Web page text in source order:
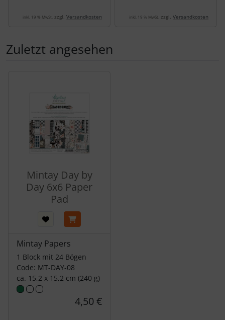
inkl. 19 % MwSt. zzgl. Versandkosten inkl. 19 % MwSt. zzgl. Versandkosten
Zuletzt angesehen
Mintay Day by
Day 6x6 Paper
Pad
Mintay Papers
1 Block mit 24 Bögen
Code: MT-DAY-08
ca. 15,2 x 15,2 cm (240 g)
4,50 €